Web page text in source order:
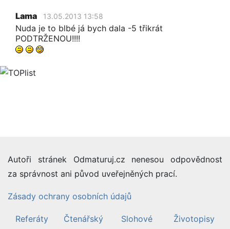
Lama 13.05.2013 13:58
Nuda je to blbé já bych dala -5 třikrát
PODTRŽENOU!!!!
Autoři stránek Odmaturuj.cz nenesou odpovědnost
za správnost ani původ uveřejněných prací.
Zásady ochrany osobních údajů
Referáty
Čtenářský
Slohové
Životopisy